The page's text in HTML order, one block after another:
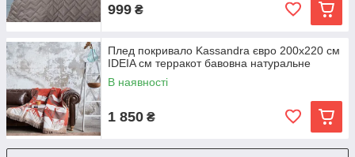
999 ₴
Плед покривало Kassandra євро 200x220 см
IDEIA см терракот бавовна натуральне
В наявності
1 850 ₴